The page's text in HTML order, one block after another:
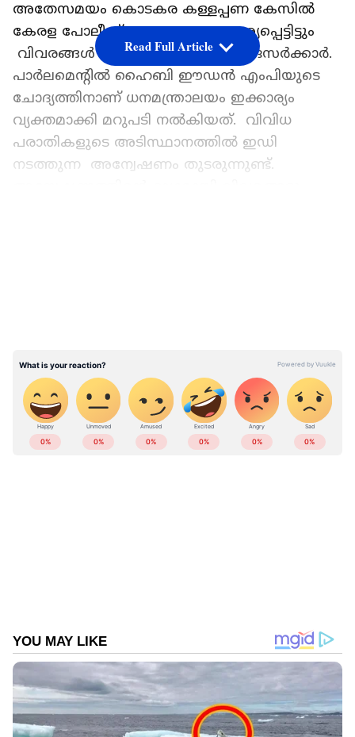
അതേസമയം കൊടകര കള്ളപ്പണ കേസിൽ
കേരള പോലീസ് പലതവണ ആവശ്യപ്പെട്ടിട്ടും
വിവരങ്ങൾ നൽകിയിട്ടില്ലെന്ന് കേന്ദ്രസർക്കാർ.
പാർലമെന്റിൽ ഹൈബി ഈഡൻ എംപിയുടെ
ചോദ്യത്തിനാണ് ധനമന്ത്രാലയം ഇക്കാര്യം
വ്യക്തമാക്കി മറുപടി നൽകിയത്. വിവിധ
പരാതികളുടെ അടിസ്ഥാനത്തിൽ ഇഡി
നടത്തുന്ന അന്വേഷണം തുടരുന്നുണ്ട്.
Read Full Article
ABOUT THE AUTHOR